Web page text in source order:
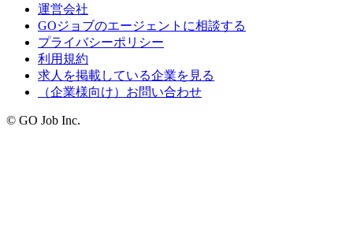
運営会社
GOジョブのエージェントに相談する
プライバシーポリシー
利用規約
求人を掲載している企業を見る
（企業様向け）お問い合わせ
© GO Job Inc.